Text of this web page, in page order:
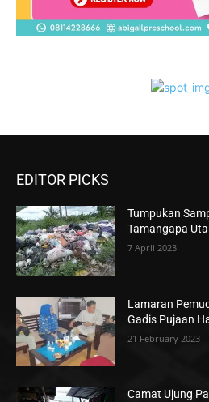
EDITOR PICKS
Tumpukan
Tamangapa
7 April 2023
Lamaran
Gadis Pujaan
21 February 2023
Camat Ujung